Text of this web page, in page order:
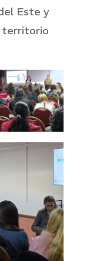
Este y
territorio